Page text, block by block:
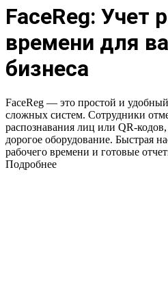
FaceReg: Учет
времени для
бизнеса
FaceReg — это простой и
сложных систем. Сотрудники
распознавания лиц или QR-
дорогое оборудование. Быстрая
рабочего времени и готовые
Подробнее